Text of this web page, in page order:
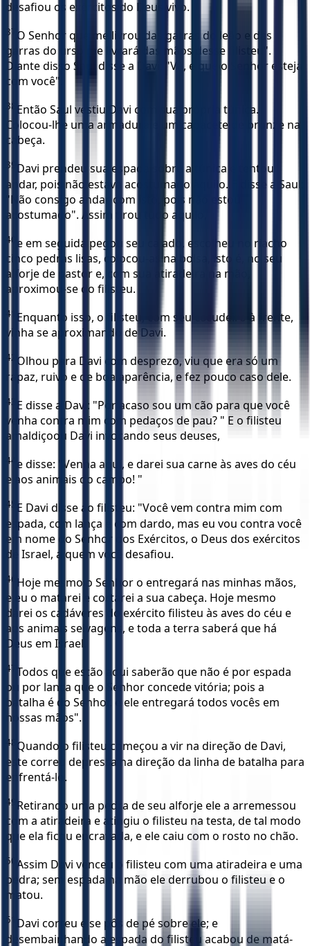
desafiou os exércitos do Deus vivo.
37 O Senhor que me livrou das garras do leão e das
garras do urso me livrará das mãos desse filisteu".
Diante disso Saul disse a Davi: "Vá, e que o Senhor esteja
com você".
38 Então Saul vestiu Davi com sua própria túnica.
Colocou-lhe uma armadura e um capacete de bronze na
cabeça.
39 Davi prendeu sua espada sobre a túnica e tentou
andar, pois não estava acostumado àquilo. E disse a Saul:
"Não consigo andar com isto, pois não estou
acostumado". Assim tirou tudo aquilo,
40 e em seguida pegou seu cajado, escolheu no riacho
cinco pedras lisas, colocou-as na bolsa, isto é, no seu
alforje de pastor e, com sua atiradeira na mão,
aproximou-se do filisteu.
41 Enquanto isso, o filisteu, com seu escudeiro à frente,
vinha se aproximando de Davi.
42 Olhou para Davi com desprezo, viu que era só um
rapaz, ruivo e de boa aparência, e fez pouco caso dele.
43 E disse a Davi: "Por acaso sou um cão para que você
venha contra mim com pedaços de pau? " E o filisteu
amaldiçoou Davi invocando seus deuses,
44 e disse: "Venha aqui, e darei sua carne às aves do céu
e aos animais do campo! "
45 E Davi disse ao filisteu: "Você vem contra mim com
espada, com lança e com dardo, mas eu vou contra você
em nome do Senhor dos Exércitos, o Deus dos exércitos
de Israel, a quem você desafiou.
46 Hoje mesmo o Senhor o entregará nas minhas mãos,
e eu o matarei e cortarei a sua cabeça. Hoje mesmo
darei os cadáveres do exército filisteu às aves do céu e
aos animais selvagens, e toda a terra saberá que há
Deus em Israel.
47 Todos que estão aqui saberão que não é por espada
ou por lança que o Senhor concede vitória; pois a
batalha é do Senhor, e ele entregará todos vocês em
nossas mãos".
48 Quando o filisteu começou a vir na direção de Davi,
este correu depressa na direção da linha de batalha para
enfrentá-lo.
49 Retirando uma pedra de seu alforje ele a arremessou
com a atiradeira e atingiu o filisteu na testa, de tal modo
que ela ficou encravada, e ele caiu com o rosto no chão.
50 Assim Davi venceu o filisteu com uma atiradeira e uma
pedra; sem espada na mão ele derrubou o filisteu e o
matou.
51
Davi correu e se pôs de pé sobre ele; e
desembainhando a espada do filisteu acabou de matá-